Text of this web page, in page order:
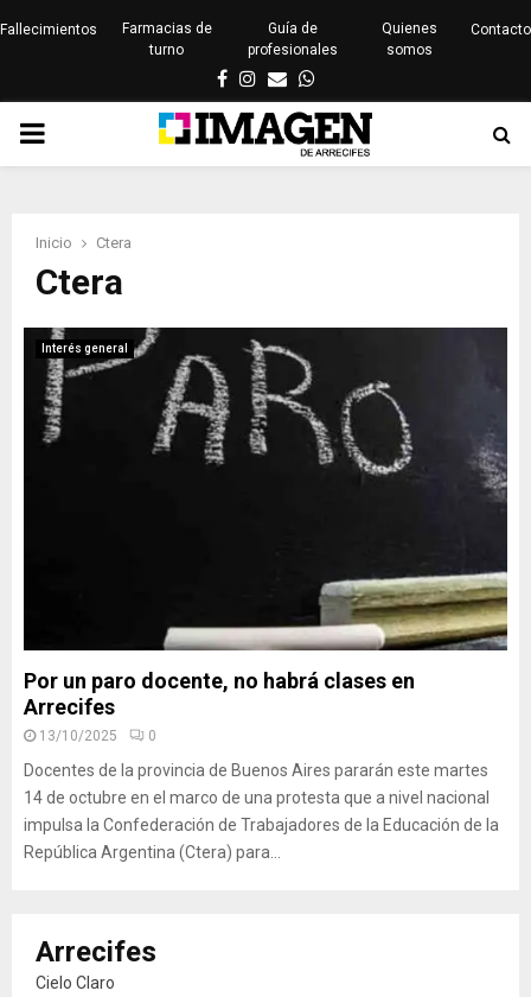
Fallecimientos
Farmacias de
turno
Guía de
profesionales
Quienes
somos
Contacto
Facebook
Instagram
EmailWhatsapp
PRIMARY
Inicio Ctera
Ctera
Interés general
Por un paro docente, no habrá clases en
Arrecifes
13/10/2025 0
Docentes de la provincia de Buenos Aires pararán este martes
14 de octubre en el marco de una protesta que a nivel nacional
impulsa la Confederación de Trabajadores de la Educación de la
República Argentina (Ctera) para...
Arrecifes
Cielo Claro